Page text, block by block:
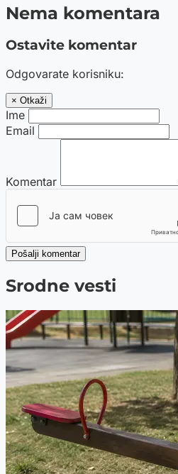
Nema komentara
Ostavite komentar
Odgovarate korisniku:
× Otkaži
Ime
Email
Komentar
Pošalji komentar
Srodne vesti